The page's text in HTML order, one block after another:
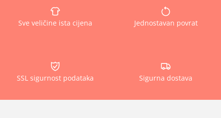
Sve veličine ista cijena Jednostavan povrat
SSL sigurnost podataka Sigurna dostava